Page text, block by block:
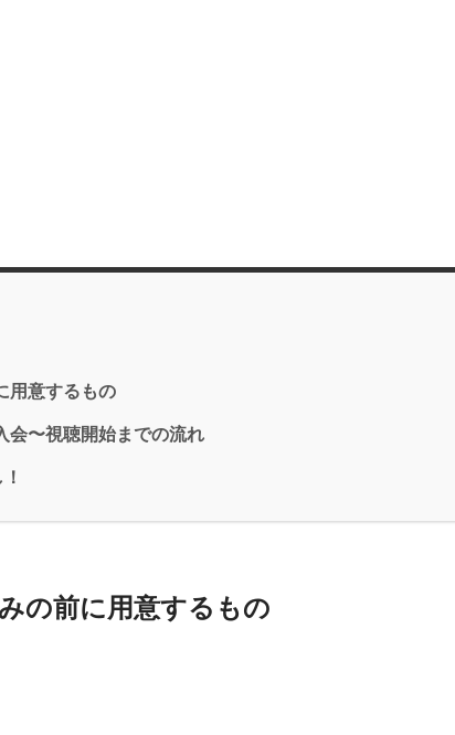
用意するもの
会〜視聴開始までの流れ
の前に用意するもの